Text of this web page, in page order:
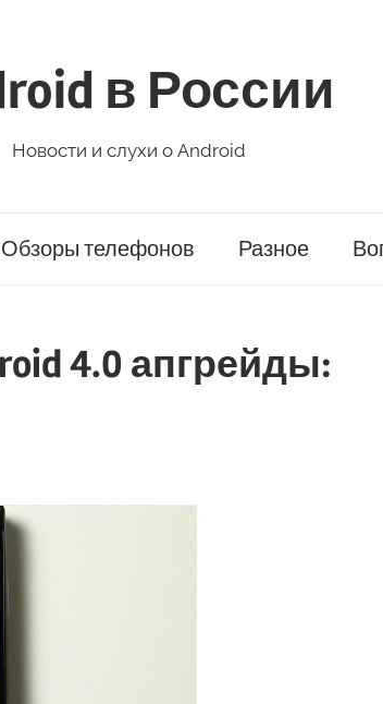
в России
Новости и слухи о Android
Обзоры телефонов Разное
4.0 апгрейды: